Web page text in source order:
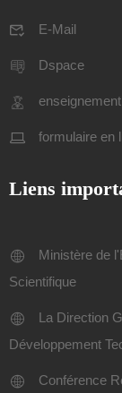
E-Mail
Dspace
formulaire en
Liens
Ministère de
Scientifique
La Direction
Développement
Conférence